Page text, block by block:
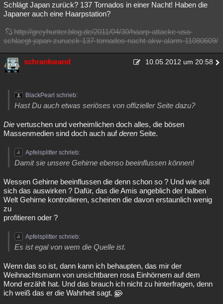
Schlägt Japan zurück? 137 Tornados in einer Nacht! Haben die
Japaner auch eine Haarpstation?
http://greyhunter.blog.de/2011/04/30/haarp-attacke-usa-
schlaegt-japan-zurueck-137-tornados-nacht-akw-alarm-11080609/
schrankwand 10.05.2012 um 20:58
BlackPearl schrieb:
Hast Du auch etwas seriöses von offizieller Seite dazu?
Die vertuschen und verheimlichen doch alles, die bösen
Massenmedien sind doch auch aufderen Seite.
Apfelsplitter schrieb:
Damit sie unsere Gehirne ebenso beeinflussen können!
Wessen Gehirne beeinflussen die denn schon so ? Und wie soll
sich das auswirken ? Dafür, das die Amis angeblich der halben
Welt Gehirne kontrollieren, scheinen die davon erstaunlich wenig
zu
profitieren oder ?
Apfelsplitter schrieb:
Es ist egal von wem die Quelle ist.
Wenn das so ist, dann kann ich behaupten, das mir der
Weihnachtsmann von unsichtbaren rosa Einhörnern auf dem
Mond erzählt hat. Und das brauch ich nicht zu hinterfragen, denn
ich weiß das er die Wahrheit sagt.